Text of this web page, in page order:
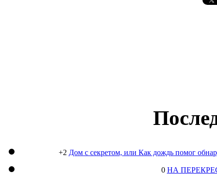
+2 Дом с секретом, или Как дождь помог
0 НА